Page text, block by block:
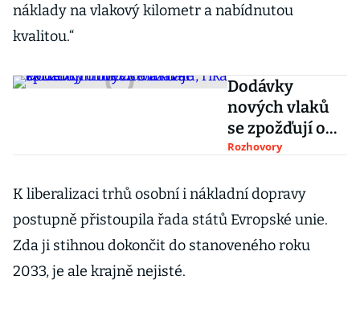
náklady na vlakový kilometr a nabídnutou
kvalitou.“
Dodávky
nových vlaků
se zpožďují o
měsíce a mají
množství
závad, říká šéf
Rozhovory
K liberalizaci trhů osobní i nákladní dopravy
postupně přistoupila řada států Evropské unie.
Zda ji stihnou dokončit do stanoveného roku
2033, je ale krajně nejisté.